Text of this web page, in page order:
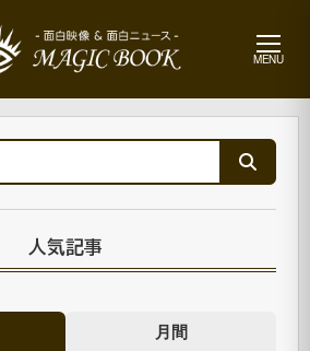
MENU
メ
ュ
ー
人気記事
月間